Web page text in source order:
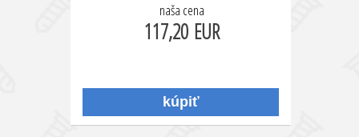
naša cena
117,20 EUR